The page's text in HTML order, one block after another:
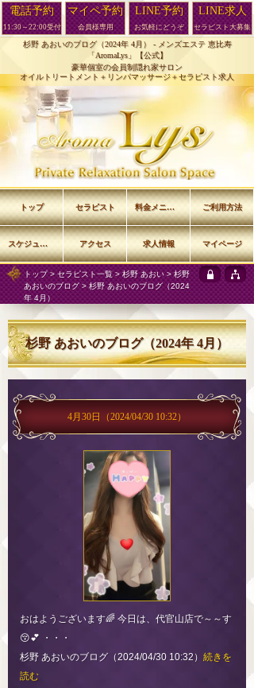
杉野 あおいのブログ（2024年 4月） - メンズエステ 恵比寿
「AromaLys」【公式】
豪華個室の会員制隠れ家サロン
オイルトリートメント＋リンパマッサージ＋セラピスト求人
トップ> セラピスト一覧 >杉野 あおい > 杉野
あおいのブログ > 杉野 あおいのブログ（2024
年 4月）
杉野 あおいのブログ（2024年 4月）
4月30日 （2024/04/30 10:32）
おはようございます🌈 今日は、代官山店で～～す
😚💕 ・・・
杉野 あおいのブログ（2024/04/30 10:32） 続きを
読む
トップ セラピスト 料金メニュー ご利用方法
スケジュール アクセス 求人情報 マイページ
電話予約
11:30～22:00受付
マイペ予約
会員様専用
LINE予約
お気軽にどうぞ
LINE求人
セラピスト大募集